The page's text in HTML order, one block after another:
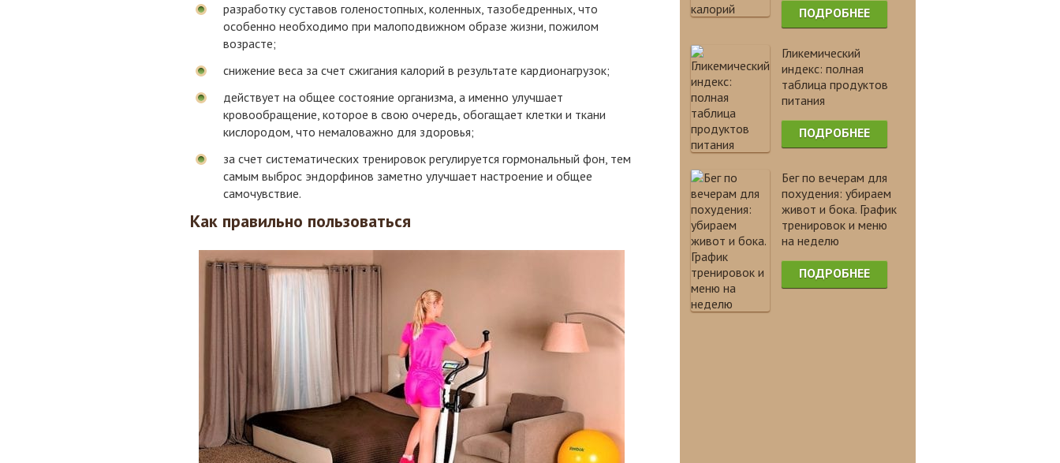
разработку суставов голеностопных, коленных, тазобедренных, что
особенно необходимо при малоподвижном образе жизни, пожилом
возрасте;
снижение веса за счет сжигания калорий в результате кардионагрузок;
действует на общее состояние организма, а именно улучшает
кровообращение, которое в свою очередь, обогащает клетки и ткани
кислородом, что немаловажно для здоровья;
за счет систематических тренировок регулируется гормональный фон, тем
самым выброс эндорфинов заметно улучшает настроение и общее
самочувствие.
Как правильно пользоваться
ПОДРОБНЕЕ
Гликемический
индекс: полная
таблица продуктов
питания
ПОДРОБНЕЕ
Бег по вечерам для
похудения: убираем
живот и бока. График
тренировок и меню
на неделю
ПОДРОБНЕЕ